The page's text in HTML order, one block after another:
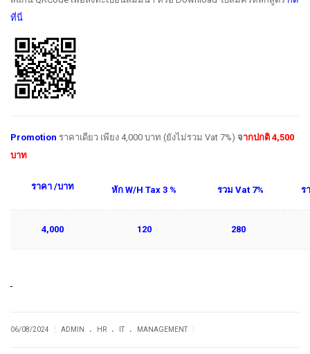
ที่นี่
Promotion ราคาเดียว เพียง 4,000 บาท (ยังไม่รวม Vat 7%) จากปกติ 4,500
บาท
ราคา /บาท หัก W/H Tax 3 % รวม Vat 7% ร
4,000 120 280
06/08/2024 ADMIN . HR . . MANAGEMENT